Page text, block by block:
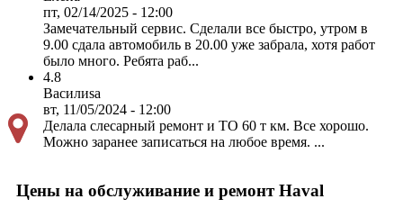
пт, 02/14/2025 - 12:00
Замечательный сервис. Сделали все быстро, утром в
9.00 сдала автомобиль в 20.00 уже забрала, хотя работ
было много. Ребята раб...
4.8
Василиsa
вт, 11/05/2024 - 12:00
Делала слесарный ремонт и ТО 60 т км. Все хорошо.
Можно заранее записаться на любое время. ...
Цены на обслуживание и ремонт Haval